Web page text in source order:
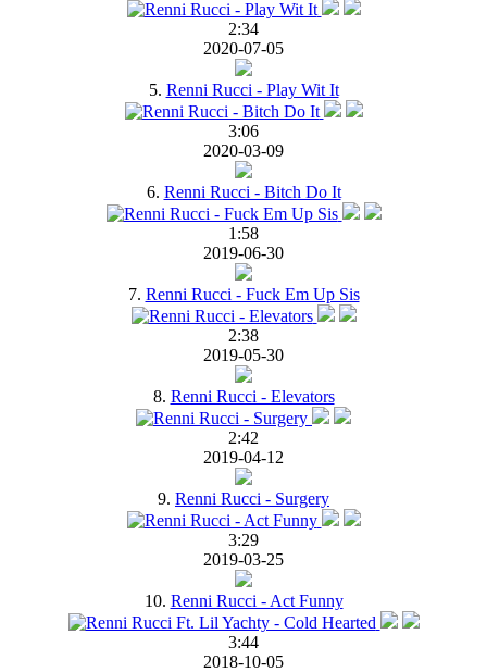
2:34
2020-07-05
5. Renni Rucci - Play Wit It
3:06
2020-03-09
6. Renni Rucci - Bitch Do It
1:58
2019-06-30
7. Renni Rucci - Fuck Em Up Sis
2:38
2019-05-30
8. Renni Rucci - Elevators
2:42
2019-04-12
9. Renni Rucci - Surgery
3:29
2019-03-25
10. Renni Rucci - Act Funny
3:44
2018-10-05